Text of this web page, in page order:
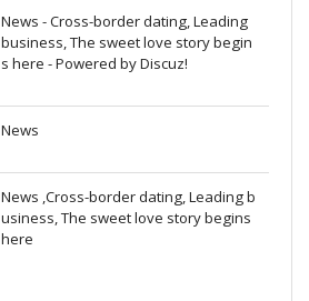
News - Cross-border dating, Leading
business, The sweet love story begin
s here - Powered by Discuz!
News
News ,Cross-border dating, Leading b
usiness, The sweet love story begins
here